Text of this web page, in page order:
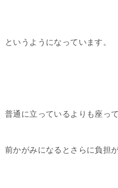
というようになっています。
普通に立っているよりも座っ
前かがみになるとさらに負担